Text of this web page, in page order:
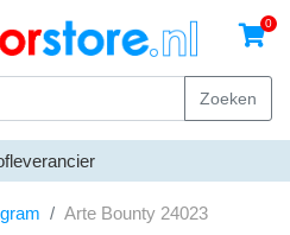
0
Zoeken
Arte Bounty 24023